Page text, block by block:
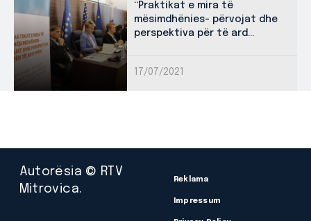
“Praktikat e mira të
mësimdhënies- përvojat dhe
perspektiva për të ard...
17/07/2021
Autorësia © RTV
Mitrovica.
Reklama
Impressum